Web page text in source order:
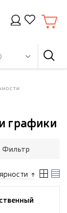
графики
Фильтр